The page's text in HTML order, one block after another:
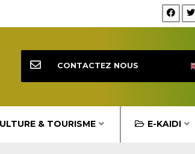
& TOURISME E-KAIDI
CONTACTEZ NOUS